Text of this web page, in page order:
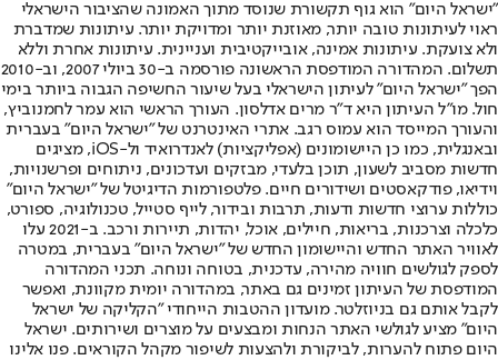
"ישראל היום" הוא גוף תקשורת שנוסד מתוך האמונה שהציבור הישראלי
ראוי לעיתונות טובה יותר, מאוזנת יותר ומדויקת יותר. עיתונות שמדברת
ולא צועקת. עיתונות אמינה, אובייקטיבית ועניינית. עיתונות אחרת וללא
תשלום. המהדורה המודפסת הראשונה פורסמה ב-30 ביולי 2007, וב-2010
הפך "ישראל היום" לעיתון הישראלי בעל שיעור החשיפה הגבוה ביותר בימי
חול. מו"ל העיתון היא ד"ר מרים אדלסון. העורך הראשי הוא עמר לחמנוביץ,
והעורך המייסד הוא עמוס רגב. אתרי האינטרנט של "ישראל היום" בעברית
ובאנגלית, כמו כן היישומונים (אפליקציות) לאנדרואיד ול-iOS, מציגים
חדשות מסביב לשעון, תוכן בלעדי, מבזקים ועדכונים, ניתוחים ופרשנויות,
וידיאו, פודקאסטים ושידורים חיים. פלטפורמות הדיגיטל של "ישראל היום"
כוללות ערוצי חדשות ודעות, תרבות ובידור, לייף סטייל, טכנולוגיה, ספורט,
כלכלה וצרכנות, בריאות, חיילים, אוכל, יהדות, תיירות ורכב. ב-2021 עלו
לאוויר האתר החדש והיישומון החדש של "ישראל היום" בעברית, במטרה
לספק לגולשים חוויה מהירה, עדכנית, בטוחה ונוחה. תכני המהדורה
המודפסת של העיתון זמינים גם באתר, במהדורה יומית מקוונת, ואפשר
לקבל אותם גם בניוזלטר. מועדון ההטבות הייחודי "הקליקה של ישראל
היום" מציע לגולשי האתר הנחות ומבצעים על מוצרים ושירותים. ישראל
היום פתוח להערות, לביקורת ולהצעות לשיפור מקהל הקוראים. פנו אלינו